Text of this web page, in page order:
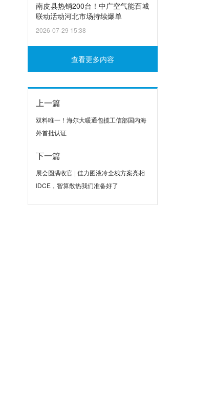
南皮县热销200台！中广空气能百城
联动活动河北市场持续爆单
2026-07-29 15:38
查看更多内容
上一篇
双料唯一！海尔大暖通包揽工信部国内海
外首批认证
下一篇
展会圆满收官 | 佳力图液冷全栈方案亮相
IDCE，智算散热我们准备好了